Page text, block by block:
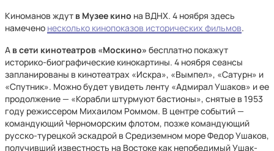
Киноманов ждут в Музее кино на ВДНХ. 4 ноября здесь
намечено несколько кинопоказов исторических фильмов.
А в сети кинотеатров «Москино» бесплатно покажут
историко-биографические кинокартины. 4 ноября сеансы
запланированы в кинотеатрах «Искра», «Вымпел», «Сатурн» и
«Спутник». Можно будет увидеть ленту «Адмирал Ушаков» и ее
продолжение — «Корабли штурмуют бастионы», снятые в 1953
году режиссером Михаилом Роммом. В центре событий —
командующий Черноморским флотом, позже командующий
русско-турецкой эскадрой в Средиземном море Федор Ушаков,
получивший известность на Востоке как непобедимый Ушак-